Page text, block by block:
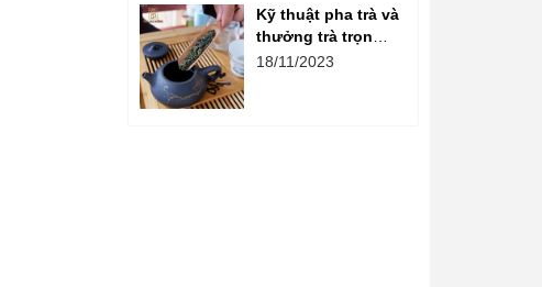
Kỹ thuật pha trà và
thưởng trà trọn
vẹn hương vị
18/11/2023